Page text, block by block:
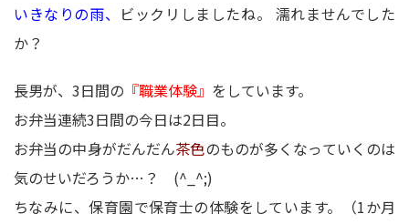
いきなりの雨、 ビックリしましたね。 濡れませんでした
か？
長男が、3日間の 『職業体験』 をしています。
お弁当連続3日間の今日は2日目。
お弁当の中身がだんだん茶色のものが多くなっていくのは
気のせいだろうか…？ (^_^;)
ちなみに、保育園で保育士の体験をしています。（1か月